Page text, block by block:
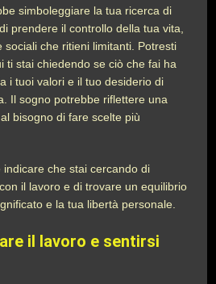
simboleggiare la tua ricerca di
prendere il controllo della tua vita,
sociali che ritieni limitanti. Potresti
ti stai chiedendo se ciò che fai ha
i tuoi valori e il tuo desiderio di
Il sogno potrebbe riflettere una
bisogno di fare scelte più
che stai cercando di
il lavoro e di trovare un equilibrio
e la tua libertà personale.
il lavoro e sentirsi